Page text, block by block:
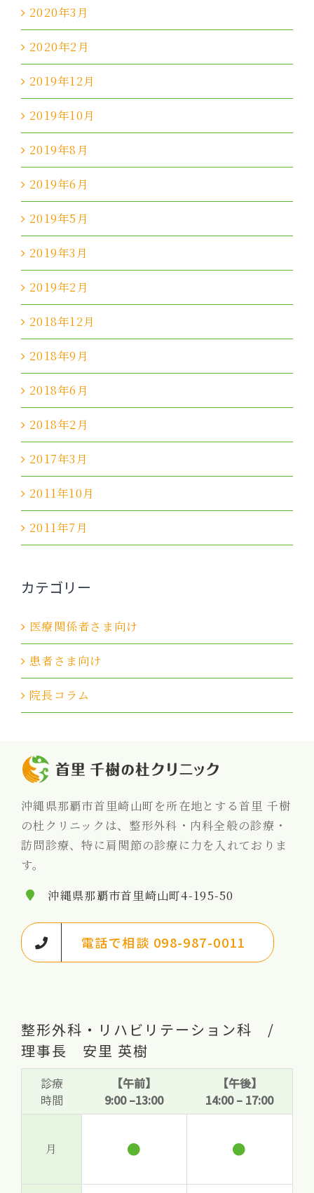
2020年3月
2020年2月
2019年12月
2019年10月
2019年8月
2019年6月
2019年5月
2019年3月
2019年2月
2018年12月
2018年9月
2018年6月
2018年2月
2017年3月
2011年10月
2011年7月
カテゴリー
医療関係者さま向け
患者さま向け
院長コラム
沖縄県那覇市首里崎山町を所在地とする首里 千樹
の杜クリニックは、整形外科・内科全般の診療・
訪問診療、特に肩関節の診療に力を入れておりま
す。
沖縄県那覇市首里崎山町4-195-50
電話で相談 098-987-0011
整形外科・リハビリテーション科 /
理事長 安里 英樹
診療
時間
【午前】
9:00 –13:00
【午後】
14:00 – 17:00
月 ● ●